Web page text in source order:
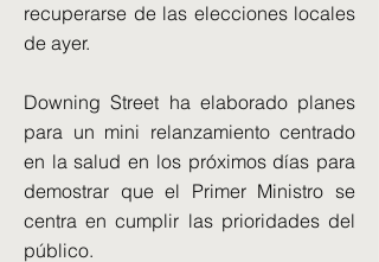
recuperarse de las elecciones locales
de ayer.
Downing Street ha elaborado planes
para un mini relanzamiento centrado
en la salud en los próximos días para
demostrar que el Primer Ministro se
centra en cumplir las prioridades del
público.